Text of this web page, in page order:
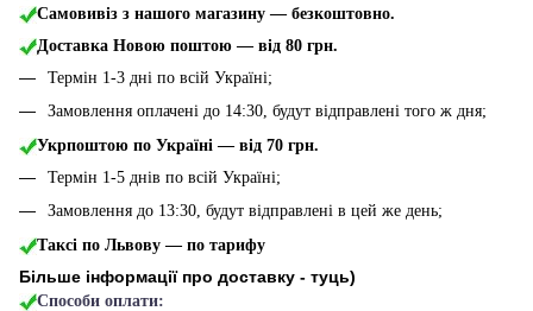
Самовивіз з нашого магазину — безкоштовно.
Доставка Новою поштою — від 80 грн.
Термін 1-3 дні по всій Україні;
Замовлення оплачені до 14:30, будут відправлені того ж дня;
Укрпоштою по Україні — від 70 грн.
Термін 1-5 днів по всій Україні;
Замовлення до 13:30, будут відправлені в цей же день;
Таксі по Львову — по тарифу
Більше інформації про доставку - туць)
Способи оплати: